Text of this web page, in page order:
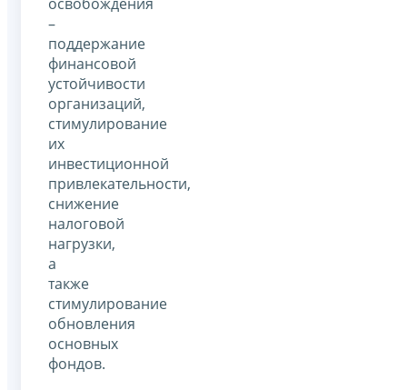
–
поддержание
финансовой
устойчивости
организаций,
стимулирование
их
инвестиционной
привлекательности,
снижение
налоговой
нагрузки,
а
также
стимулирование
обновления
основных
фондов.